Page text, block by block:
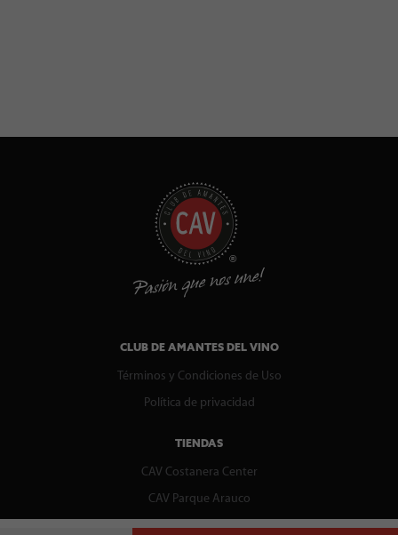
CLUB DE AMANTES DEL VINO
Términos y Condiciones de Uso
Política de privacidad
TIENDAS
CAV Costanera Center
CAV Parque Arauco